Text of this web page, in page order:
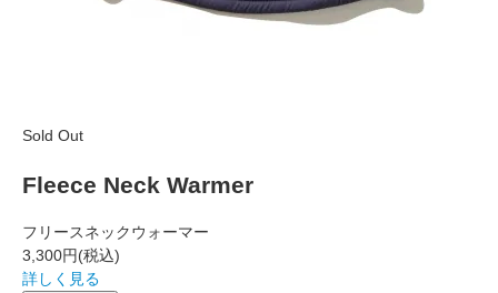
Sold Out
Fleece Neck Warmer
フリースネックウォーマー
3,300円(税込)
詳しく見る